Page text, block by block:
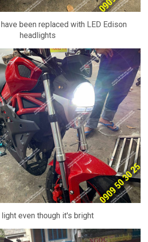
been replaced with LED Edison
headlights
light even though it's bright